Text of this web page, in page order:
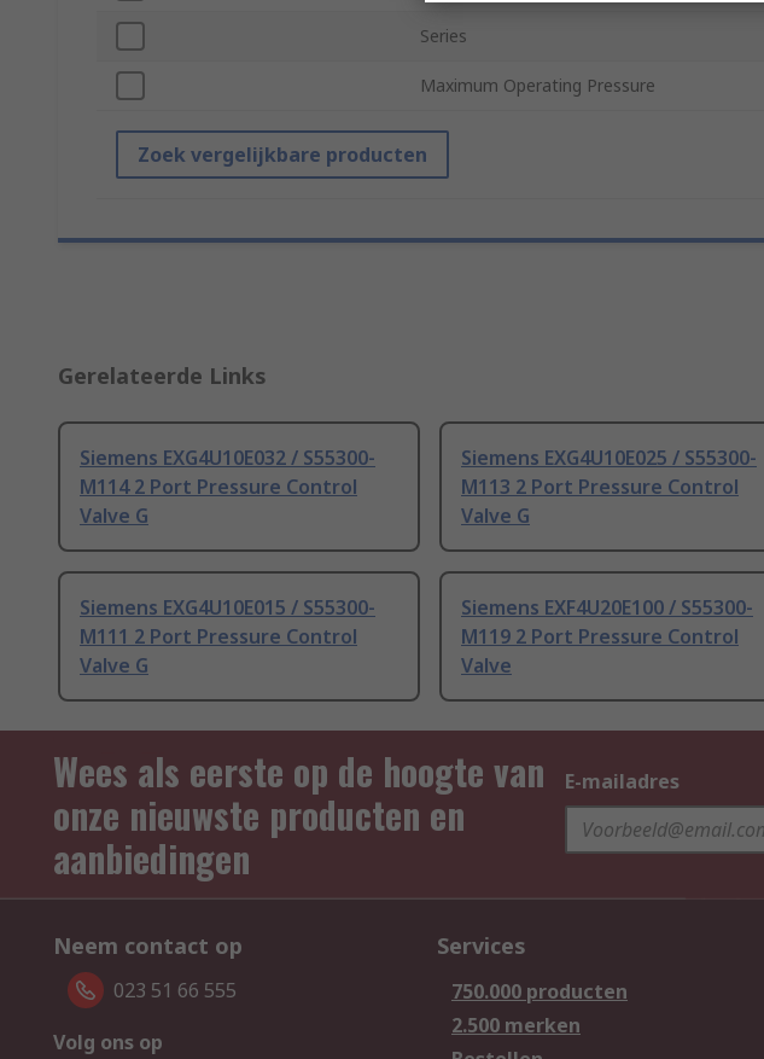
Series
Maximum Operating Pressure
Zoek vergelijkbare producten
Gerelateerde Links
Siemens EXG4U10E032 / S55300-
M114 2 Port Pressure Control
Valve G
Siemens EXG4U10E025 / S55300-
M113 2 Port Pressure Control
Valve G
Siemens EXG4U10E015 / S55300-
M111 2 Port Pressure Control
Valve G
Siemens EXF4U20E100 / S55300-
M119 2 Port Pressure Control
Valve
Wees als eerste op de hoogte van
onze nieuwste producten en
aanbiedingen
E-mailadres
Neem contact op
023 51 66 555
Volg ons op
Services
750.000 producten
2.500 merken